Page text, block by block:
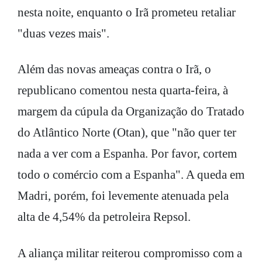
nesta noite, enquanto o Irã prometeu retaliar
"duas vezes mais".
Além das novas ameaças contra o Irã, o
republicano comentou nesta quarta-feira, à
margem da cúpula da Organização do Tratado
do Atlântico Norte (Otan), que "não quer ter
nada a ver com a Espanha. Por favor, cortem
todo o comércio com a Espanha". A queda em
Madri, porém, foi levemente atenuada pela
alta de 4,54% da petroleira Repsol.
A aliança militar reiterou compromisso com a